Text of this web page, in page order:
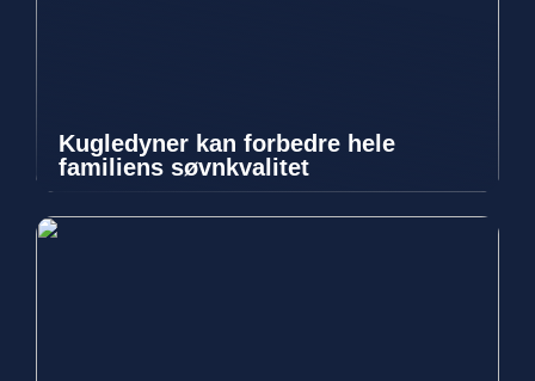
Kugledyner kan forbedre hele
familiens søvnkvalitet